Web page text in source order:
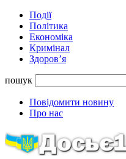
Події
Політика
Економіка
Кримінал
Здоров’я
пошук
Повідомити новину
Про нас